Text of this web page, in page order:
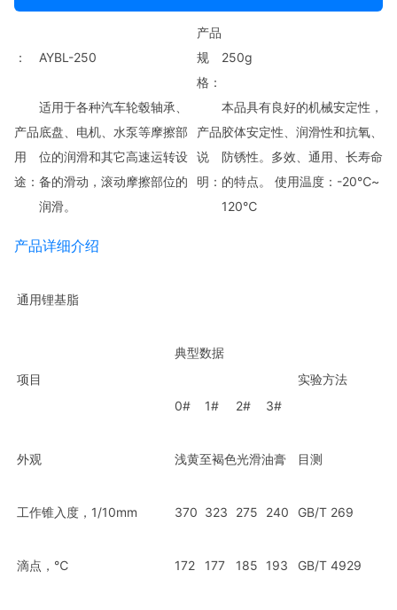
： AYBL-250
产品
规
格：
250g
产品
用
途：
适用于各种汽车轮毂轴承、
底盘、电机、水泵等摩擦部
位的润滑和其它高速运转设
备的滑动，滚动摩擦部位的
润滑。
产品
说
明：
本品具有良好的机械安定性，
胶体安定性、润滑性和抗氧、
防锈性。多效、通用、长寿命
的特点。 使用温度：-20℃~
120℃
产品详细介绍
通用锂基脂
项目
典型数据
实验方法
0#
1# 2# 3#
外观 浅黄至褐色光滑油膏 目测
工作锥入度，1/10mm 370 323 275 240 GB/T 269
滴点，℃ 172 177 185 193 GB/T 4929